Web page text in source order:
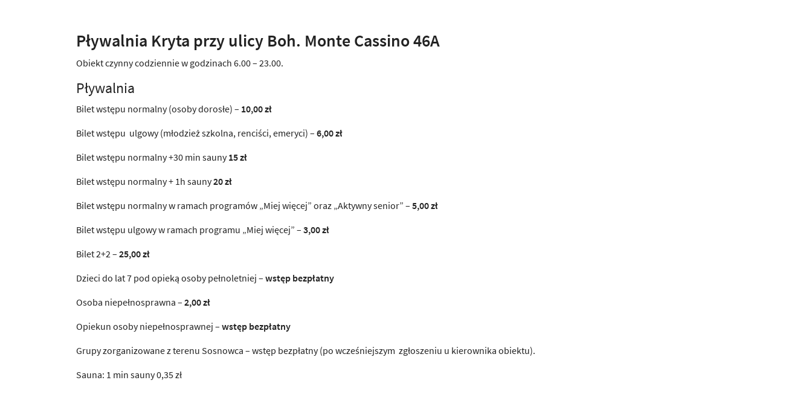
Pływalnia Kryta przy ulicy Boh. Monte Cassino 46A
Obiekt czynny codziennie w godzinach 6.00 – 23.00.
Pływalnia
Bilet wstępu normalny (osoby dorosłe) – 10,00 zł
Bilet wstępu ulgowy (młodzież szkolna, renciści, emeryci) – 6,00 zł
Bilet wstępu normalny +30 min sauny15 zł
Bilet wstępu normalny + 1h sauny20 zł
Bilet wstępu normalny w ramach programów „Miej więcej” oraz „Aktywny senior” – 5,00 zł
Bilet wstępu ulgowy w ramach programu „Miej więcej” – 3,00 zł
Bilet 2+2 – 25,00 zł
Dzieci do lat 7 pod opieką osoby pełnoletniej – wstęp bezpłatny
Osoba niepełnosprawna – 2,00 zł
Opiekun osoby niepełnosprawnej – wstęp bezpłatny
Grupy zorganizowane z terenu Sosnowca – wstęp bezpłatny (po wcześniejszym zgłoszeniu u kierownika obiektu).
Sauna: 1 min sauny 0,35 zł